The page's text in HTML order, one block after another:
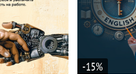
-15%